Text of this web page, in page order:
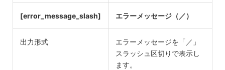
[error_message_slash] エラーメッセージ（／）
出力形式
エラーメッセージを「／」
スラッシュ区切りで表示し
ます。